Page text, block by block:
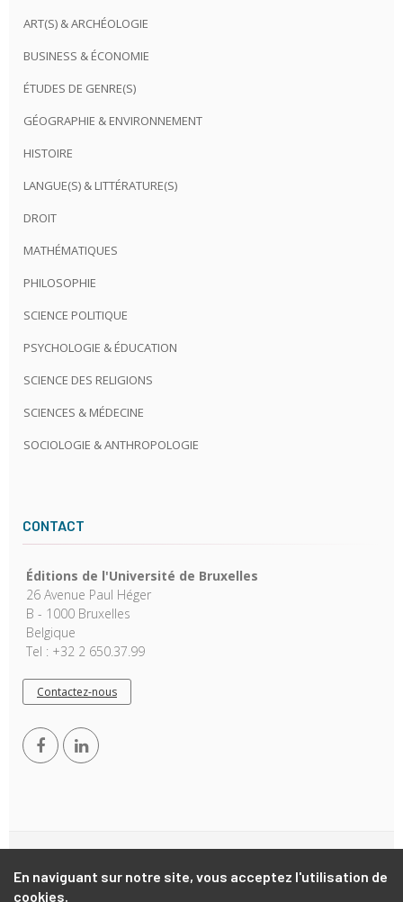
En naviguant sur notre site, vous acceptez l'utilisation de
cookies.
ART(S) & ARCHÉOLOGIE
BUSINESS & ÉCONOMIE
ÉTUDES DE GENRE(S)
GÉOGRAPHIE & ENVIRONNEMENT
HISTOIRE
LANGUE(S) & LITTÉRATURE(S)
DROIT
MATHÉMATIQUES
PHILOSOPHIE
SCIENCE POLITIQUE
PSYCHOLOGIE & ÉDUCATION
SCIENCE DES RELIGIONS
SCIENCES & MÉDECINE
SOCIOLOGIE & ANTHROPOLOGIE
CONTACT
Éditions de l'Université de Bruxelles
26 Avenue Paul Héger
B - 1000 Bruxelles
Belgique
Tel : +32 2 650.37.99
Contactez-nous
Reserved